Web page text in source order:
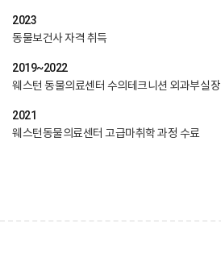
2023
동물보건사 자격 취득
2019~2022
웨스턴 동물의료센터 수의테크니션 외과부실장
2021
웨스턴동물의료센터 고급마취학 과정 수료